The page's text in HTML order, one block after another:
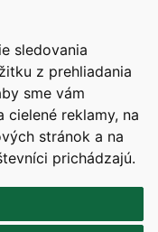
sledovania
z prehliadania
sme vám
reklamy, na
stránok a na
prichádzajú.
o prístupnosti
školstva, výskumu,